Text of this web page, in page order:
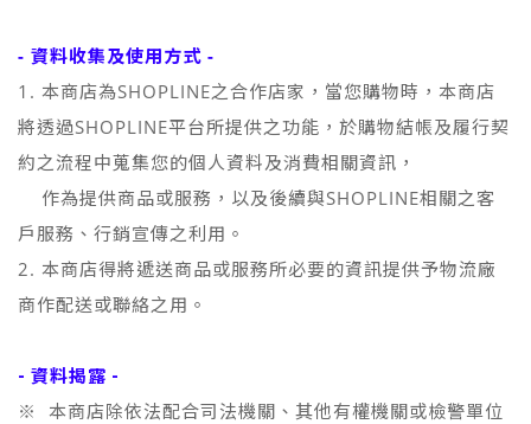
- 資料收集及使用方式 -
1. 本商店為SHOPLINE之合作店家，當您購物時，本商店
將透過SHOPLINE平台所提供之功能，於購物結帳及履行契
約之流程中蒐集您的個人資料及消費相關資訊，
作為提供商品或服務，以及後續與SHOPLINE相關之客
戶服務、行銷宣傳之利用。
2. 本商店得將遞送商品或服務所必要的資訊提供予物流廠
商作配送或聯絡之用。
- 資料揭露 -
※ 本商店除依法配合司法機關、其他有權機關或檢警單位